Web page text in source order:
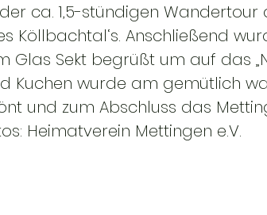
ca. 1,5-stündigen Wandertour
Köllbachtal‘s. Anschließend
Glas Sekt begrüßt um auf das
Kuchen wurde am gemütlich
und zum Abschluss das
Heimatverein Mettingen e.V.